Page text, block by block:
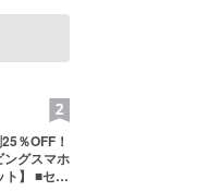
％OFF！
ングスマホ
セッ